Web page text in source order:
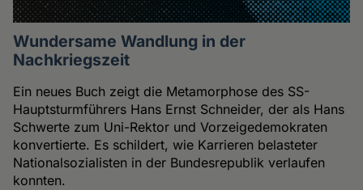
Wundersame Wandlung in der
Nachkriegszeit
Ein neues Buch zeigt die Metamorphose des SS-
Hauptsturmführers Hans Ernst Schneider, der als Hans
Schwerte zum Uni-Rektor und Vorzeigedemokraten
konvertierte. Es schildert, wie Karrieren belasteter
Nationalsozialisten in der Bundesrepublik verlaufen
konnten.